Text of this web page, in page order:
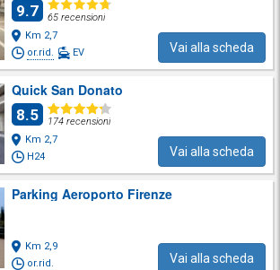
9.7
65 recensioni
Km 2,7
or.rid.
EV Vai alla scheda
Quick San Donato
8.5
174 recensioni
Km 2,7
H24
Vai alla scheda
Parking Aeroporto Firenze
Km 2,9
or.rid.
Vai alla scheda